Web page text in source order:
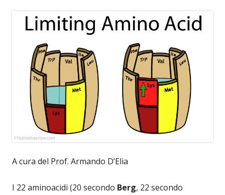
A cura del Prof. Armando D’Elia
I 22 aminoacidi (20 secondo Berg, 22 secondo